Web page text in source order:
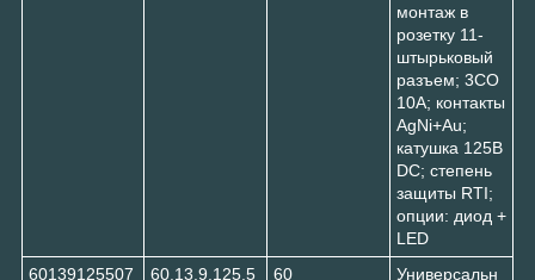
монтаж в
розетку 11-
штырьковый
разъем; 3CO
10A; контакты
AgNi+Au;
катушка 125В
DC; степень
защиты RTI;
опции: диод +
LED
60139125507
60.13.9.125.5
60
Универсальн